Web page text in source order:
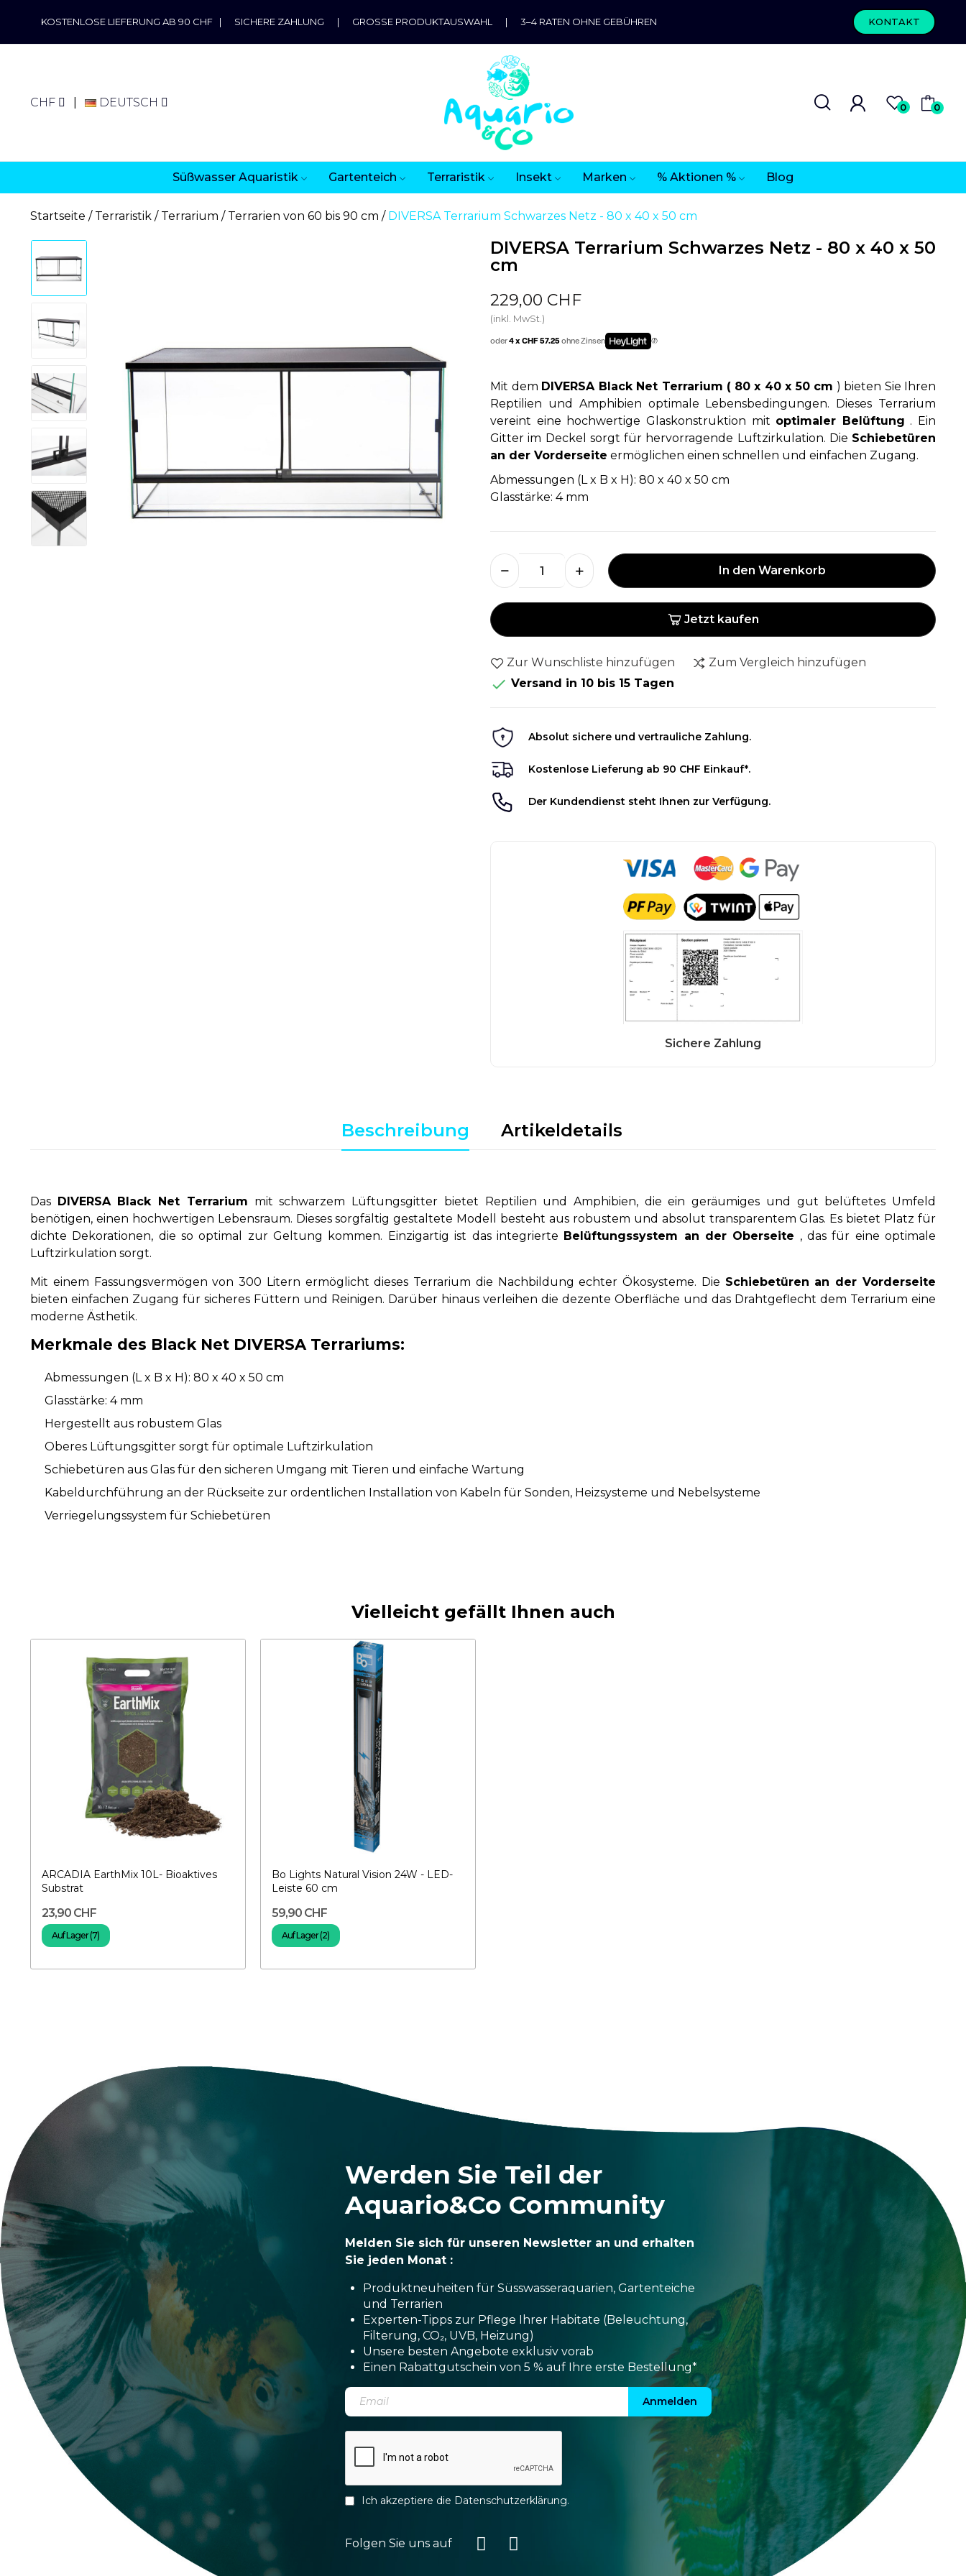
KOSTENLOSE LIEFERUNG AB 90 CHF | SICHERE ZAHLUNG | GROSSE PRODUKTAUSWAHL | 3–4 RATEN OHNE GEBÜHREN KONTAKT
CHF DEUTSCH 0 0
Süßwasser Aquaristik Gartenteich Terraristik Insekt Marken % Aktionen % Blog
Startseite Terraristik Terrarium Terrarien von 60 bis 90 cm DIVERSA Terrarium Schwarzes Netz - 80 x 40 x 50 cm
DIVERSA Terrarium Schwarzes Netz - 80 x 40 x 50
cm
229,00 CHF
(inkl. MwSt.)
oder4 x CHF 57.25ohne Zinsen
Mit dem DIVERSA Black Net Terrarium ( 80 x 40 x 50 cm ) bieten Sie Ihren
Reptilien und Amphibien optimale Lebensbedingungen. Dieses Terrarium
vereint eine hochwertige Glaskonstruktion mit optimaler Belüftung . Ein
Gitter im Deckel sorgt für hervorragende Luftzirkulation. Die Schiebetüren
an der Vorderseite ermöglichen einen schnellen und einfachen Zugang.
Abmessungen (L x B x H): 80 x 40 x 50 cm
Glasstärke: 4 mm
In den Warenkorb
Jetzt kaufen
Zur Wunschliste hinzufügen Zum Vergleich hinzufügen
 Versand in 10 bis 15 Tagen
Absolut sichere und vertrauliche Zahlung.
Kostenlose Lieferung ab 90 CHF Einkauf*.
Der Kundendienst steht Ihnen zur Verfügung.
Beschreibung Artikeldetails
Das DIVERSA Black Net Terrarium mit schwarzem Lüftungsgitter bietet Reptilien und Amphibien, die ein geräumiges und gut belüftetes Umfeld
benötigen, einen hochwertigen Lebensraum. Dieses sorgfältig gestaltete Modell besteht aus robustem und absolut transparentem Glas. Es bietet Platz für
dichte Dekorationen, die so optimal zur Geltung kommen. Einzigartig ist das integrierte Belüftungssystem an der Oberseite , das für eine optimale
Luftzirkulation sorgt.
Mit einem Fassungsvermögen von 300 Litern ermöglicht dieses Terrarium die Nachbildung echter Ökosysteme. Die Schiebetüren an der Vorderseite
bieten einfachen Zugang für sicheres Füttern und Reinigen. Darüber hinaus verleihen die dezente Oberfläche und das Drahtgeflecht dem Terrarium eine
moderne Ästhetik.
Merkmale des Black Net DIVERSA Terrariums:
Abmessungen (L x B x H): 80 x 40 x 50 cm
Glasstärke: 4 mm
Hergestellt aus robustem Glas
Oberes Lüftungsgitter sorgt für optimale Luftzirkulation
Schiebetüren aus Glas für den sicheren Umgang mit Tieren und einfache Wartung
Kabeldurchführung an der Rückseite zur ordentlichen Installation von Kabeln für Sonden, Heizsysteme und Nebelsysteme
Verriegelungssystem für Schiebetüren
Vielleicht gefällt Ihnen auch
ARCADIA EarthMix 10L- Bioaktives
Substrat
23,90 CHF
Auf Lager (7)
Bo Lights Natural Vision 24W - LED-
Leiste 60 cm
59,90 CHF
Auf Lager (2)
Werden Sie Teil der
Aquario&Co Community
Melden Sie sich für unseren Newsletter an und erhalten
Sie jeden Monat :
Produktneuheiten für Süsswasseraquarien, Gartenteiche
und Terrarien
Experten-Tipps zur Pflege Ihrer Habitate (Beleuchtung,
Filterung, CO₂, UVB, Heizung)
Unsere besten Angebote exklusiv vorab
Einen Rabattgutschein von 5 % auf Ihre erste Bestellung*
Anmelden
Ich akzeptiere die Datenschutzerklärung.
Folgen Sie uns auf